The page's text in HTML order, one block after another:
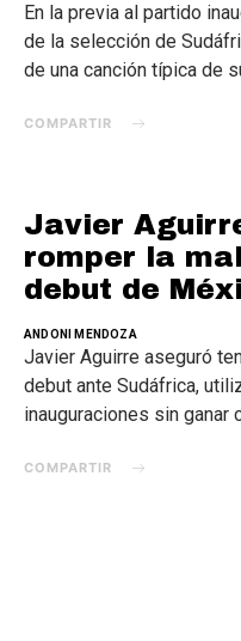
En la previa al partido
de la selección de
de una canción típica de
COMPARTIR
Javier
romper la
debut de
ANDONI MENDOZA
Javier Aguirre aseguró
debut ante Sudáfrica,
inauguraciones sin ganar
COMPARTIR